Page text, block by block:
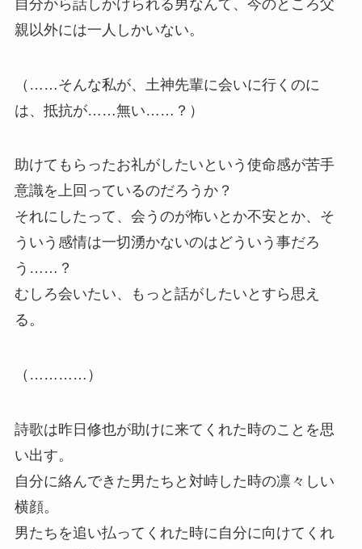
自分から話しかけられる男なんて、今のところ父
親以外には一人しかいない。
（……そんな私が、土神先輩に会いに行くのに
は、抵抗が……無い……？）
助けてもらったお礼がしたいという使命感が苦手
意識を上回っているのだろうか？
それにしたって、会うのが怖いとか不安とか、そ
ういう感情は一切湧かないのはどういう事だろ
う……？
むしろ会いたい、もっと話がしたいとすら思え
る。
（…………）
詩歌は昨日修也が助けに来てくれた時のことを思
い出す。
自分に絡んできた男たちと対峙した時の凛々しい
横顔。
男たちを追い払ってくれた時に自分に向けてくれ